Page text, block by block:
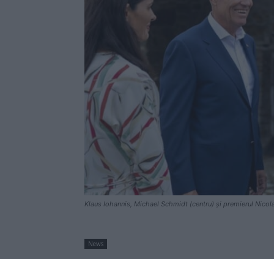
Klaus Iohannis, Michael Schmidt (centru) și premierul
News